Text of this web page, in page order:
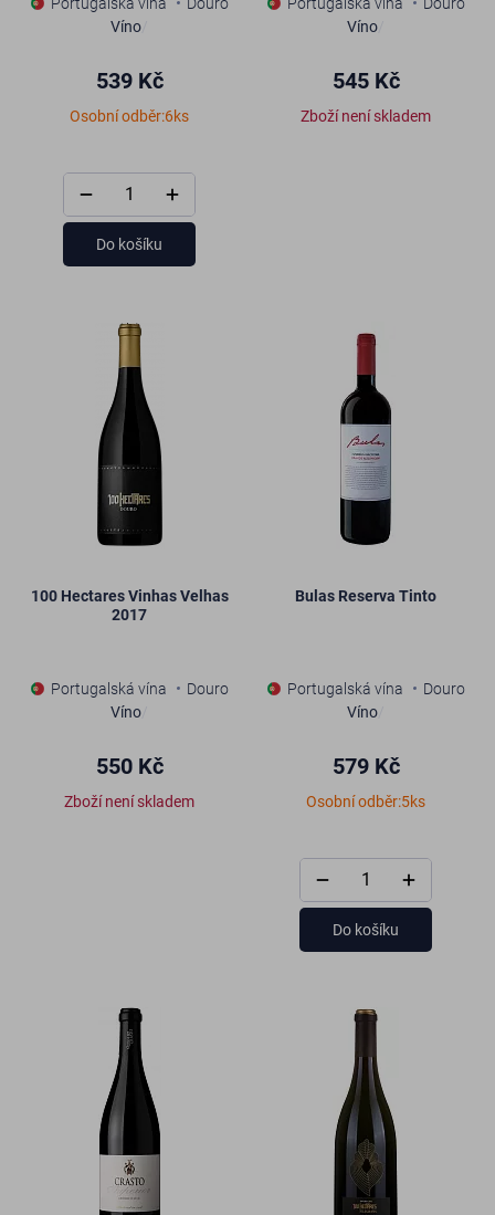
Víno
539 Kč
Osobní odběr:6ks
Do košíku
Víno
545 Kč
Zboží není skladem
100 Hectares Vinhas Velhas
2017
Portugalská vína
Douro
Víno
550 Kč
Zboží není skladem
Bulas Reserva Tinto
Portugalská vína
Douro
Víno
579 Kč
Osobní odběr:5ks
Do košíku